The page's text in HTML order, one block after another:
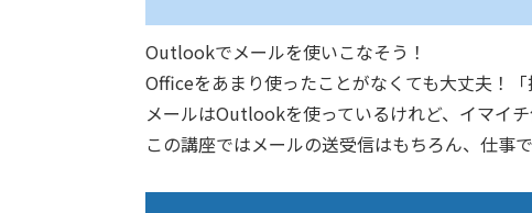
Outlookでメールを使いこなそう！
Officeをあまり使ったことがなくても大丈夫！
メールはOutlookを使っているけれど、イマイ
この講座ではメールの送受信はもちろん、仕事